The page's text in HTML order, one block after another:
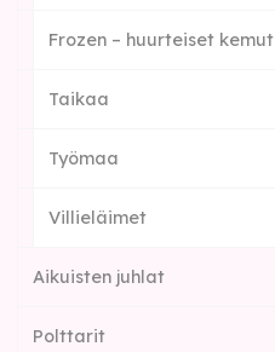
Frozen – huurteiset kemut
Taikaa
Työmaa
Villieläimet
Aikuisten juhlat
Polttarit